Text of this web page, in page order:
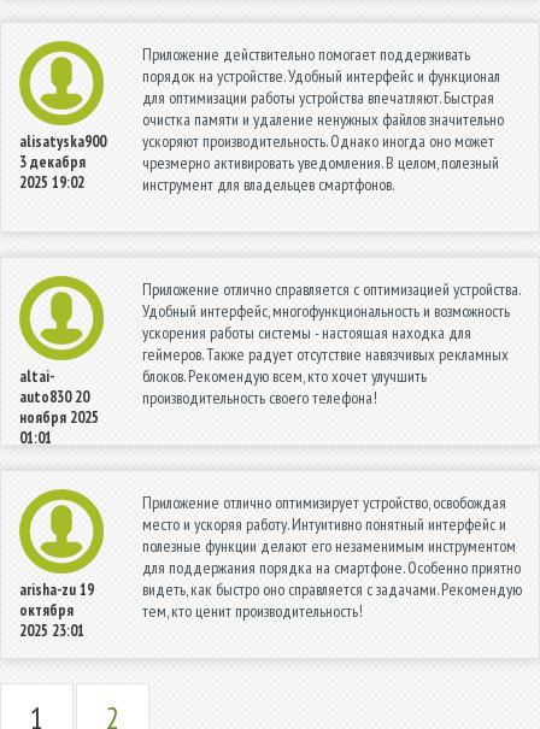
alisatyska900
3 декабря
2025 19:02
Приложение действительно помогает поддерживать
порядок на устройстве. Удобный интерфейс и функционал
для оптимизации работы устройства впечатляют. Быстрая
очистка памяти и удаление ненужных файлов значительно
ускоряют производительность. Однако иногда оно может
чрезмерно активировать уведомления. В целом, полезный
инструмент для владельцев смартфонов.
altai-
auto830 20
ноября 2025
01:01
Приложение отлично справляется с оптимизацией устройства.
Удобный интерфейс, многофункциональность и возможность
ускорения работы системы - настоящая находка для
геймеров. Также радует отсутствие навязчивых рекламных
блоков. Рекомендую всем, кто хочет улучшить
производительность своего телефона!
arisha-zu19
октября
2025 23:01
Приложение отлично оптимизирует устройство, освобождая
место и ускоряя работу. Интуитивно понятный интерфейс и
полезные функции делают его незаменимым инструментом
для поддержания порядка на смартфоне. Особенно приятно
видеть, как быстро оно справляется с задачами. Рекомендую
тем, кто ценит производительность!
1 2